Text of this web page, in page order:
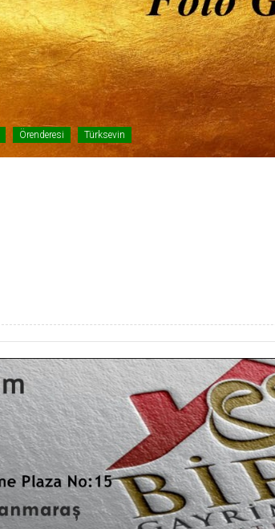
Örenderesi Türksevin